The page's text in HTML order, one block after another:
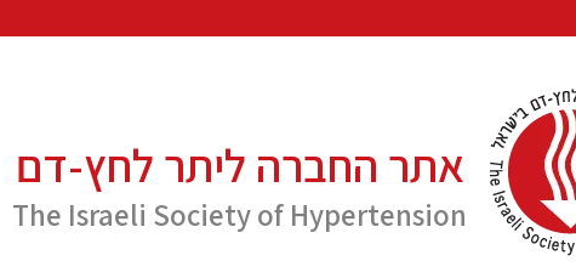
אתר החברה ליתר לחץ-דם
The Israeli Society of Hypertension